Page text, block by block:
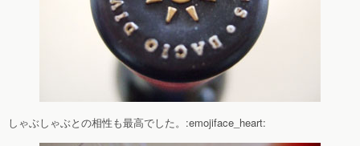
しゃぶしゃぶとの相性も最高でした。:emojiface_heart: